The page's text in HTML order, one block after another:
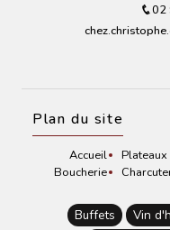
02
Plan du site
Accueil
Boucherie
Buffets Vin